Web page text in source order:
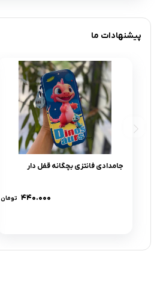
پیشنهادات ما
جامدادی فانتزی بچگانه قفل دار
۴۴۰.۰۰۰ تومان